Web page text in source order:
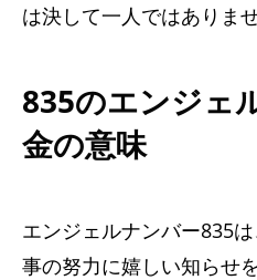
は決して一人ではありませ
835のエンジェ
金の意味
エンジェルナンバー835
事の努力に嬉しい知らせ